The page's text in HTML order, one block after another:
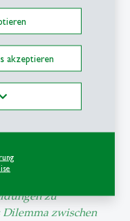
akzeptieren
ihrer
im Spannungsfeld
wirtschaftlicher
bei der
spielen, sofern die
zu
zwischen